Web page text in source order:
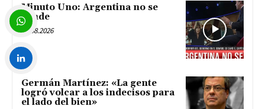
Minuto Uno: Argentina no se
vende
07.08.2026
Germán Martínez: «La gente
logró volcar a los indecisos para
el lado del bien»
Twitter
WhatsApp
LinkedIn